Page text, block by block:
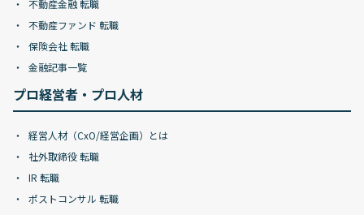
不動産金融 転職
不動産ファンド 転職
保険会社 転職
金融記事一覧
プロ経営者・プロ人材
経営人材（CxO/経営企画）とは
社外取締役 転職
IR 転職
ポストコンサル 転職